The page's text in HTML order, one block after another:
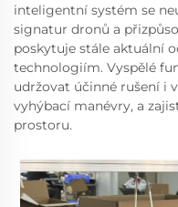
inteligentní systém se
signatur dronů a
poskytuje stále aktuální
technologiím. Vyspělé
udržovat účinné rušení i
vyhýbací manévry, a
prostoru.